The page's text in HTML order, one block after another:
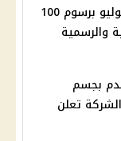
تحويلات الطلاب تبدأ أول يوليو برسوم 100
والرسمية
بجسم
تعلن